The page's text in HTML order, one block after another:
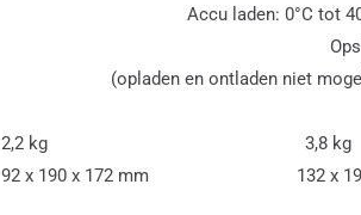
Accu laden: 0°C tot 40°C
Opslag: -20°C
(opladen en ontladen niet mogelijk
Max.
2,2 kg 3,8
92 x 190 x 172 mm 132 x